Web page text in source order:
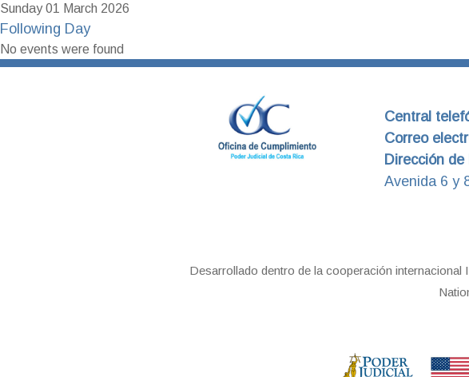
Sunday 01 March 2026
Following Day
No events were found
Central
Correo
Dirección
Avenida 6 y
Desarrollado dentro de la cooperación